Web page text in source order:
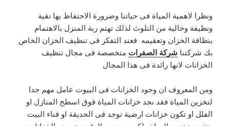
ونظرا لاهمية المياة فى حياتنا وضرورة الاحتفاظ بها نقية
ونظيفة وخالية من التلوث لذلك تهتم ربة المنزل بالاهتمام
بنظافة الخزان وتعقيمه فعند التفكر فى تنظيف الخزان الخاص
بك شركتنا شركة الصفرات متخصصة فى مجال تنظيف
الخزانات لانها رائدة فى هذا المجال
ومن المعروف ان وجود الخزانات فى البيوت عامل مهم جدا
لتخزين المياة فقد نجد خزانات المياة فوق اسطح المنازل او
الفلل او تكون خزانات ارضية توجد فى الحديقة او فناء البيت